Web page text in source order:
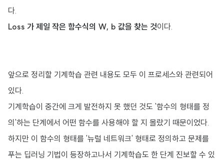
다.
Loss 가 제일 작은 함수식의 W, b 값을 찾는 것이다.
앞으로 정리할 기계학습 관련 내용도 모두 이 프로세스와 관련되어
있다.
기계학습이 중간에 크게 발전하지 못 했던 것도 '함수의 형태를 정
의'하는 단계에서 어떤 함수를 사용해야 할 지 몰랐기 때문이었다.
하지만 이 함수의 형태를 '뉴럴 네트워크' 형태로 정의하고 문제를
푸는 딥러닝 기법이 등장하고나서 기계학습도 한 단계 진보할 수 있